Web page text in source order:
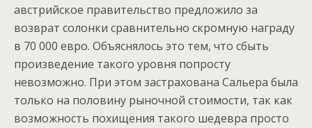
австрийское правительство предложило за
возврат солонки сравнительно скромную награду
в 70 000 евро. Объяснялось это тем, что сбыть
произведение такого уровня попросту
невозможно. При этом застрахована Сальера была
только на половину рыночной стоимости, так как
возможность похищения такого шедевра просто